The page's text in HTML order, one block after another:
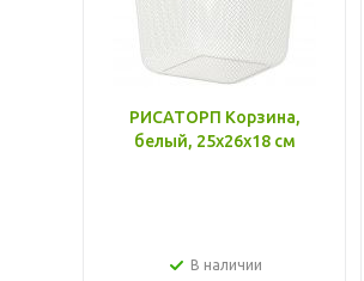
РИСАТОРП Корзина,
белый, 25x26x18 см
В наличии